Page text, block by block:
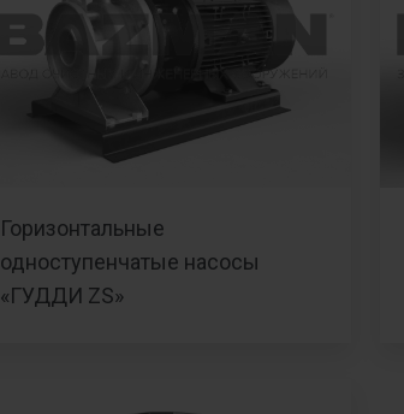
Горизонтальные
одноступенчатые насосы
«ГУДДИ ZS»